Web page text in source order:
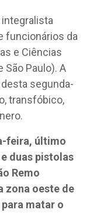
funcionários da
e Ciências
São Paulo). A
segunda-
transfóbico,
feira, último
duas pistolas
Remo
zona oeste de
matar o